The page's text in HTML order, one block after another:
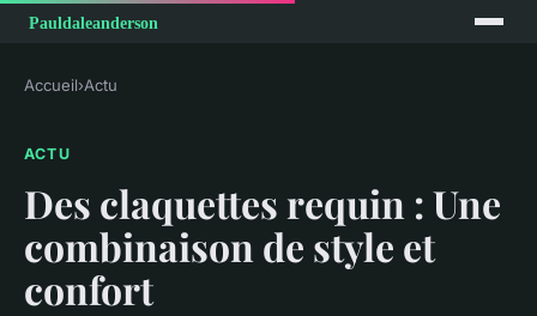
Accueil›Actu
ACTU
Des claquettes requin : Une
combinaison de style et
confort